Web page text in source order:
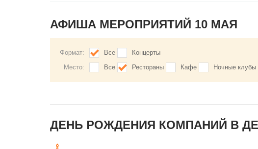
АФИША МЕРОПРИЯТИЙ 10 МАЯ
Формат: Все
Концерты
Место:
Все Рестораны Кафе Ночные клубы
ДЕНЬ РОЖДЕНИЯ КОМПАНИЙ В